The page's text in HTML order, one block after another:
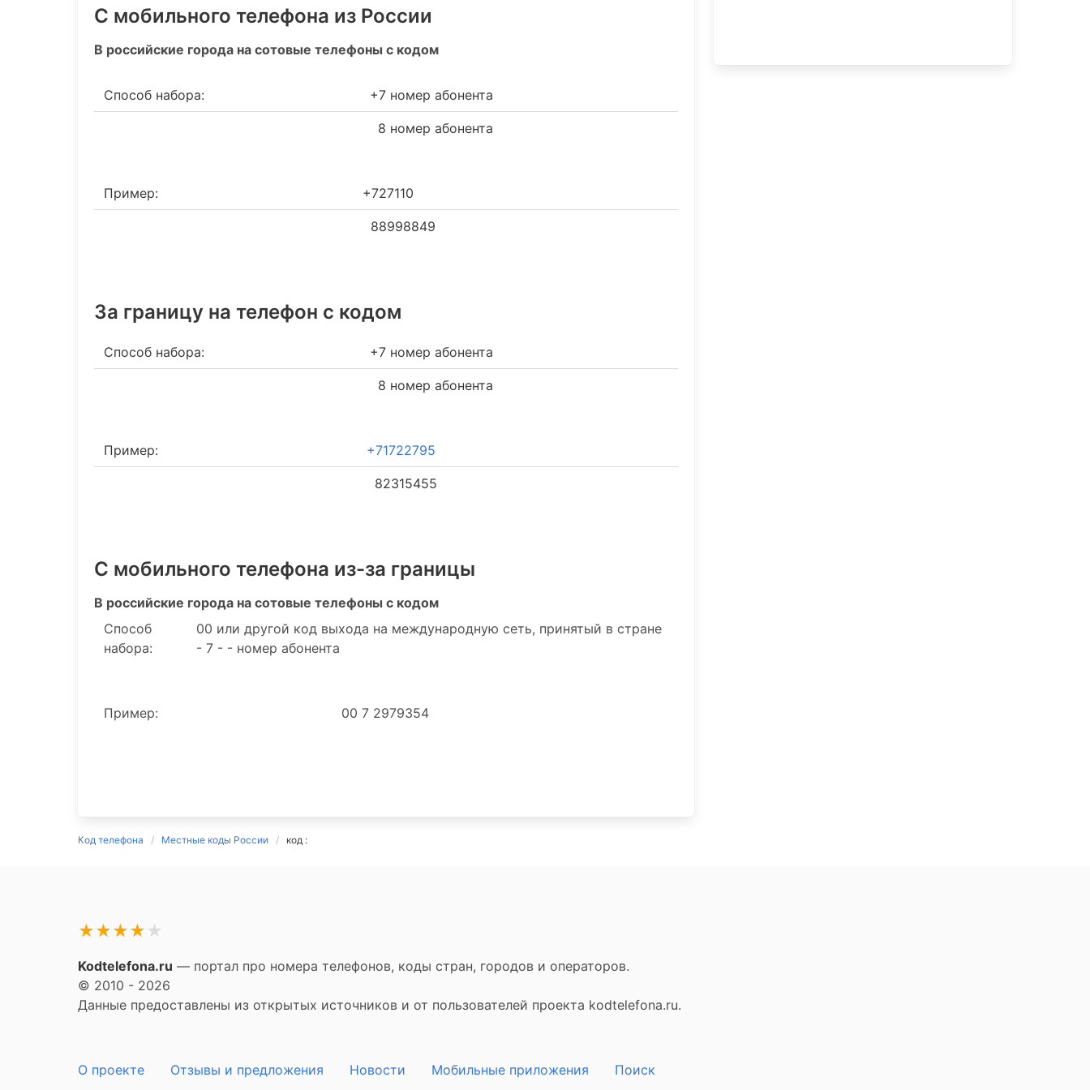
С мобильного телефона из России
В российские города на сотовые телефоны с кодом
Способ набора: +7 номер абонента
8 номер абонента
Пример: +727110
88998849
За границу на телефон c кодом
Способ набора: +7 номер абонента
8 номер абонента
Пример: +71722795
82315455
С мобильного телефона из-за границы
В российские города на сотовые телефоны с кодом
Способ
набора:
00 или другой код выхода на международную сеть, принятый в стране
- 7 - - номер абонента
Пример: 00 7 2979354
Код телефона Местные коды России код :
★
★
★
★
★
Kodtelefona.ru — портал про номера телефонов, коды стран, городов и операторов.
© 2010 - 2026
Данные предоставлены из открытых источников и от пользователей проекта kodtelefona.ru.
О проекте Отзывы и предложения Новости Мобильные приложения Поиск